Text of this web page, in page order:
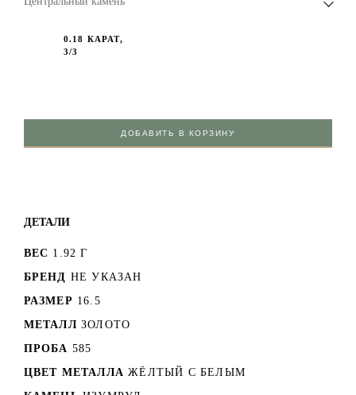
0.18 КАРАТ,
3/3
ДОБАВИТЬ В КОРЗИНУ
ДЕТАЛИ
ВЕС 1.92 Г
БРЕНД НЕ УКАЗАН
РАЗМЕР 16.5
МЕТАЛЛ ЗОЛОТО
ПРОБА 585
ЦВЕТ МЕТАЛЛА ЖЁЛТЫЙ С БЕЛЫМ